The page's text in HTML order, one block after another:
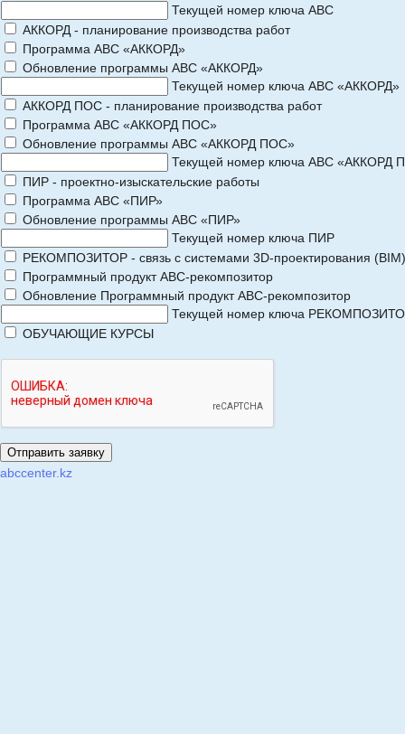
Текущей номер ключа АВС
АККОРД - планирование производства работ
Программа АВС «АККОРД»
Обновление программы АВС «АККОРД»
Текущей номер ключа АВС «АККОРД»
АККОРД ПОС - планирование производства работ
Программа АВС «АККОРД ПОС»
Обновление программы АВС «АККОРД ПОС»
Текущей номер ключа АВС «АККОРД
ПИР - проектно-изыскательские работы
Программа АВС «ПИР»
Обновление программы АВС «ПИР»
Текущей номер ключа ПИР
РЕКОМПОЗИТОР - связь с системами 3D-проектирования (BIM)
Программный продукт АВС-рекомпозитор
Обновление Программный продукт АВС-рекомпозитор
Текущей номер ключа
ОБУЧАЮЩИЕ КУРСЫ
abccenter.kz